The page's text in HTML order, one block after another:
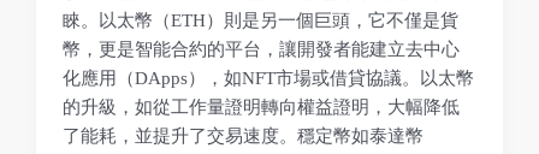
睞。以太幣（ETH）則是另一個巨頭，它不僅是貨
幣，更是智能合約的平台，讓開發者能建立去中心
化應用（DApps），如NFT市場或借貸協議。以太幣
的升級，如從工作量證明轉向權益證明，大幅降低
了能耗，並提升了交易速度。穩定幣如泰達幣